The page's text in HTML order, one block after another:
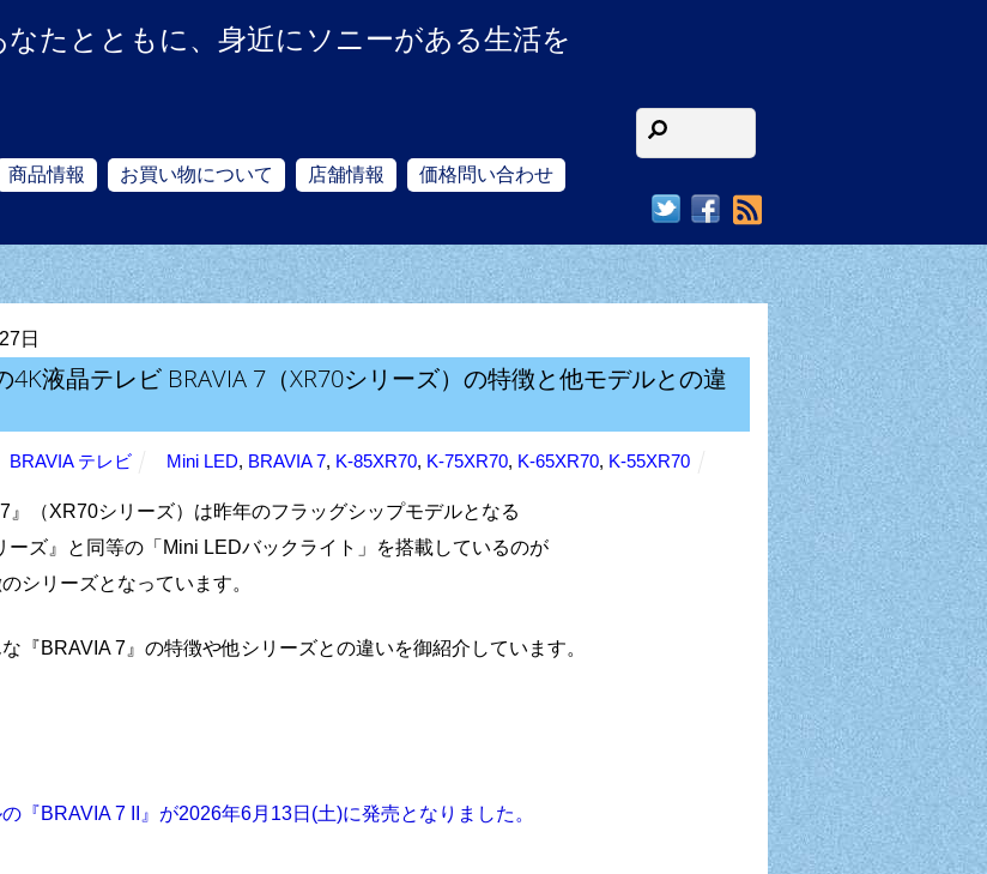
なたとともに、身近にソニーがある生活を
商品情報 お買い物について 店舗情報
価格問い合わせ
日
4K液晶テレビ BRAVIA 7（XR70シリーズ）の特徴と他モデルとの違
BRAVIA テレビ Mini LED, BRAVIA 7, K-85XR70, K-75XR70, K-65XR70, K-55XR70
7』（XR70シリーズ）は昨年のフラッグシップモデルとなる
ーズ』と同等の「Mini LEDバックライト」を搭載しているのが
シリーズとなっています。
『BRAVIA 7』の特徴や他シリーズとの違いを御紹介しています。
『BRAVIA 7 II』が2026年6月13日(土)に発売となりました。